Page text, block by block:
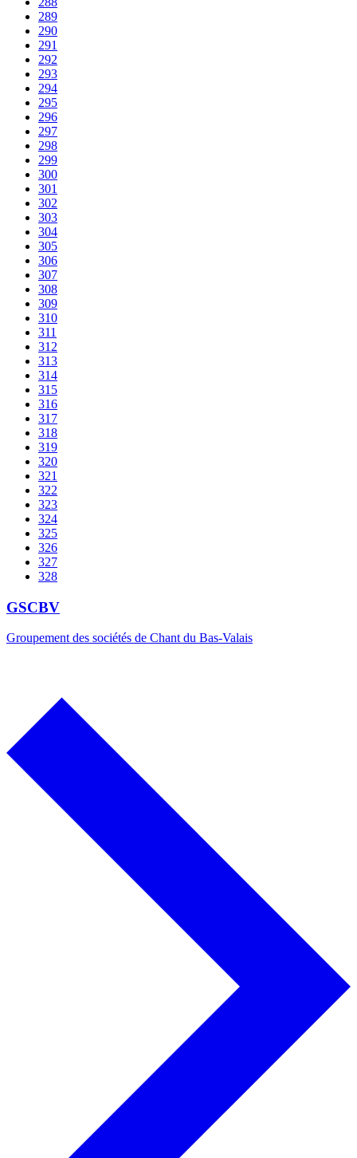
289
290
291
292
293
294
295
296
297
298
299
300
301
302
303
304
305
306
307
308
309
310
311
312
313
314
315
316
317
318
319
320
321
322
323
324
325
326
327
328
GSCBV
Groupement des sociétés de Chant du Bas-Valais